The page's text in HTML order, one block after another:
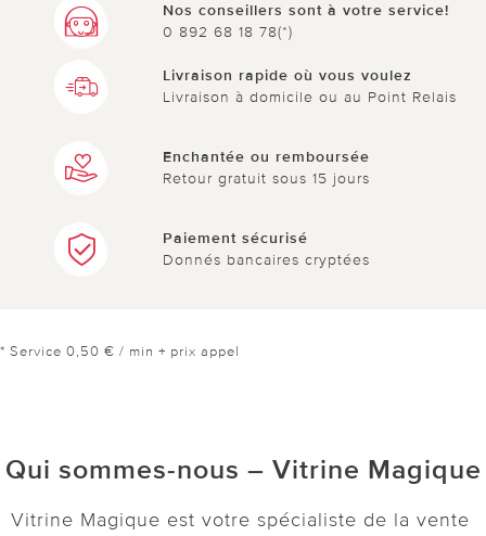
Nos conseillers sont à votre service!
0 892 68 18 78(*)
Livraison rapide où vous voulez
Livraison à domicile ou au Point Relais
Enchantée ou remboursée
Retour gratuit sous 15 jours
Paiement sécurisé
Donnés bancaires cryptées
* Service 0,50 € / min + prix appel
Qui sommes-nous – Vitrine Magique
Vitrine Magique est votre spécialiste de la vente